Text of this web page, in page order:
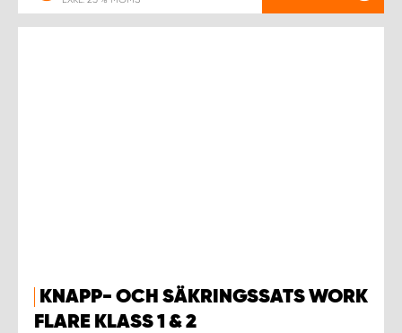
KNAPP- OCH SÄKRINGSSATS WORK
FLARE KLASS 1 & 2